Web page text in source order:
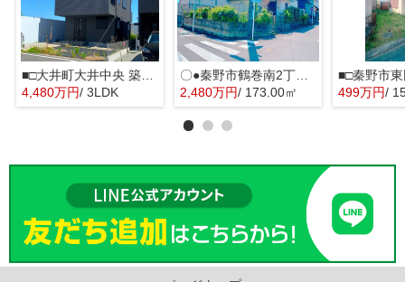
■□大井町大井中央 築後未入居戸建■□
4,480万円/ 3LDK
〇●秦野市鶴巻南2丁目 売地●〇
2,480万円/ 173.00㎡
■□秦野市
499万円/